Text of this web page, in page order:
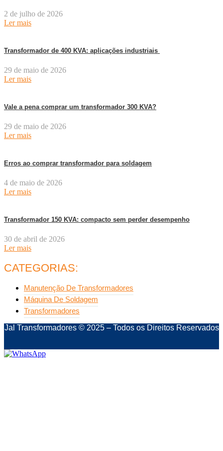
2 de julho de 2026
Ler mais
Transformador de 400 KVA: aplicações industriais
29 de maio de 2026
Ler mais
Vale a pena comprar um transformador 300 KVA?
29 de maio de 2026
Ler mais
Erros ao comprar transformador para soldagem
4 de maio de 2026
Ler mais
Transformador 150 KVA: compacto sem perder desempenho
30 de abril de 2026
Ler mais
CATEGORIAS:
Manutenção De Transformadores
Máquina De Soldagem
Transformadores
Jal Transformadores © 2025 – Todos os Direitos Reservados